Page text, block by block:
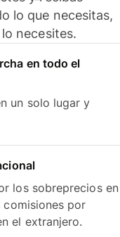
lo que necesitas,
necesites.
en todo el
un solo lugar y
los sobreprecios en
por
el extranjero.